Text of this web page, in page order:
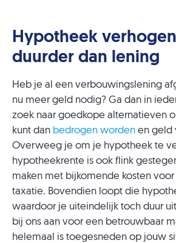
Hypotheek
duurder dan lening
Heb je al een verbouwingslening
nu meer geld nodig? Ga dan in
zoek naar goedkope alternatieven
kunt dan bedrogen worden en geld
Overweeg je om je hypotheek te
hypotheekrente is ook flink
maken met bijkomende kosten
taxatie. Bovendien loopt die
waardoor je uiteindelijk toch duur
bij ons aan voor een betrouwbaar
helemaal is toegesneden op jouw